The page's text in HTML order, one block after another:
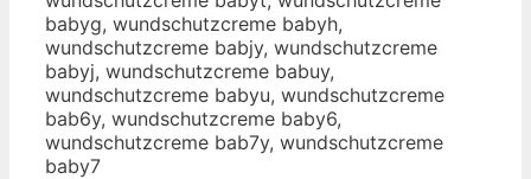
babyg, wundschutzcreme babyh,
wundschutzcreme babjy, wundschutzcreme
babyj, wundschutzcreme babuy,
wundschutzcreme babyu, wundschutzcreme
bab6y, wundschutzcreme baby6,
wundschutzcreme bab7y, wundschutzcreme
baby7